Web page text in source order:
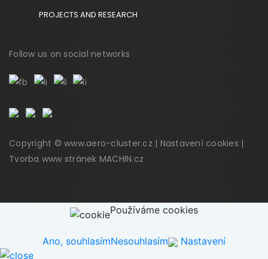
PROJECTS AND RESEARCH
Follow us on social networks
Copyright © www.aero-cluster.cz | Nastavení cookies |
Tvorba www stránek MACHIN.cz
Používáme cookies
Ano, souhlasímNesouhlasím Nastavení